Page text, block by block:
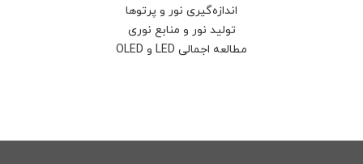
اندازه‌گیری نور و پرتوها
تولید نور و منابع نوری
مطالعه اجمالی LED و OLED